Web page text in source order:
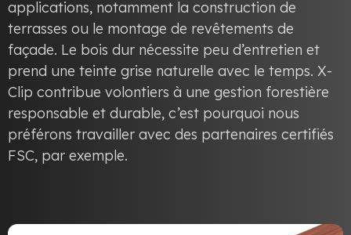
applications, notamment la construction de
terrasses ou le montage de revêtements de
façade. Le bois dur nécessite peu d’entretien et
prend une teinte grise naturelle avec le temps. X-
Clip contribue volontiers à une gestion forestière
responsable et durable, c’est pourquoi nous
préférons travailler avec des partenaires certifiés
FSC, par exemple.